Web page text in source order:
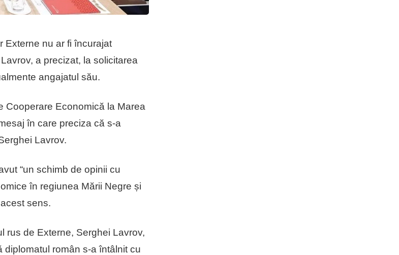
Externe nu ar fi încurajat
a precizat, la solicitarea
angajatul său.
Cooperare Economică la Marea
în care preciza că s-a
Lavrov.
“un schimb de opinii cu
în regiunea Mării Negre și
sens.
rus de Externe, Serghei Lavrov,
român s-a întâlnit cu